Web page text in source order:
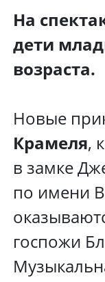
На
дети
возраста.
Новые
Крамеля,
в замке
по имени
госпожи